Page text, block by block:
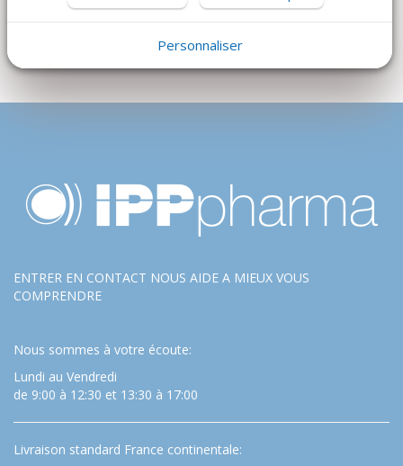
ENTRER EN CONTACT NOUS AIDE A MIEUX VOUS
COMPRENDRE
Nous sommes à votre écoute:
Lundi au Vendredi
de 9:00 à 12:30 et 13:30 à 17:00
Livraison standard France continentale:
Personnaliser